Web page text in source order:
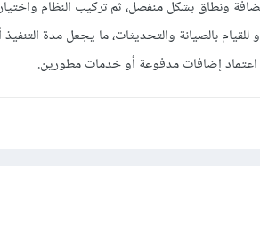
ونطاق بشكل منفصل، ثم تركيب النظام
بالصيانة والتحديثات، ما يجعل مدة
اعتماد إضافات مدفوعة أو خدمات مطورين.